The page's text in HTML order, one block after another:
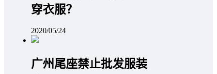
穿衣服？
2020/05/24
广州尾座禁止批发服装